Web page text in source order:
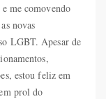
me comovendo
novas
LGBT. Apesar de
estou feliz em
prol do